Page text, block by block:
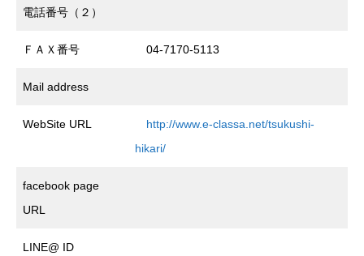
電話番号（２）
ＦＡＸ番号 04-7170-5113
Mail address
WebSite URL
http://www.e-classa.net/tsukushi-
hikari/
facebook page
URL
LINE@ ID